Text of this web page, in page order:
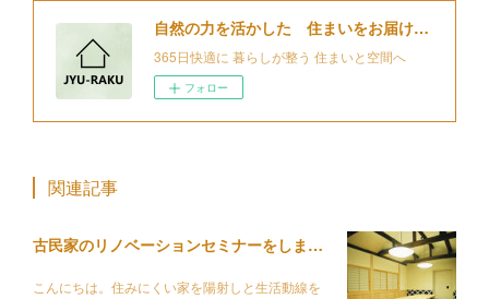
自然の力を活かした 住まいをお届けする 細江住楽設計
365日快適に 暮らしが整う 住まいと空間へ
フォロー
関連記事
古民家のリノベーションセミナーをしました！！
こんにちは。住みにくい家を陽射しと生活動線を